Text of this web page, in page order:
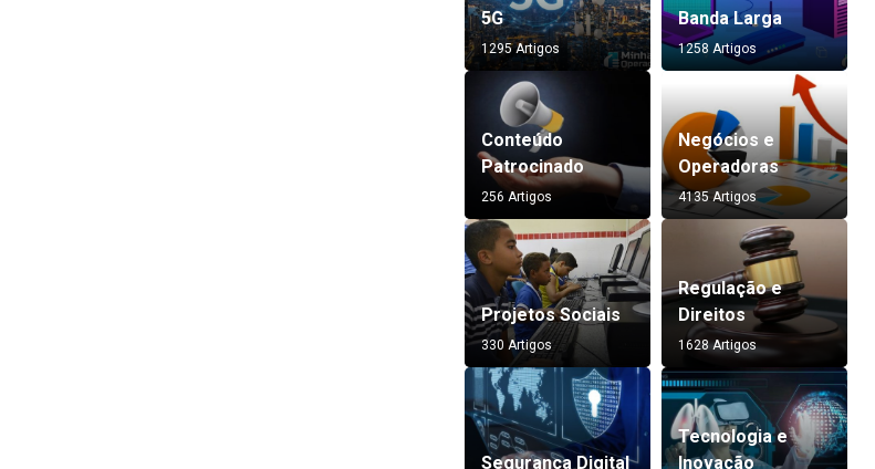
5G
1295 Artigos
Banda Larga
1258 Artigos
Conteúdo
Patrocinado
256 Artigos
Negócios e
Operadoras
4135 Artigos
Projetos Sociais
330 Artigos
Regulação e
Direitos
1628 Artigos
Segurança Digital
Tecnologia e
Inovação